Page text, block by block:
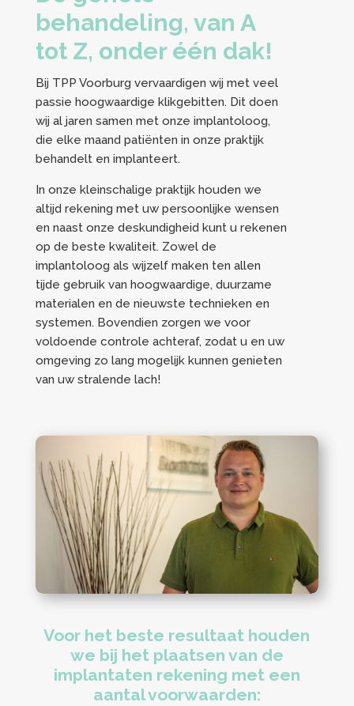
behandeling, van A
tot Z, onder één dak!
Bij TPP Voorburg vervaardigen wij met veel
passie hoogwaardige klikgebitten. Dit doen
wij al jaren samen met onze implantoloog,
die elke maand patiënten in onze praktijk
behandelt en implanteert.
In onze kleinschalige praktijk houden we
altijd rekening met uw persoonlijke wensen
en naast onze deskundigheid kunt u rekenen
op de beste kwaliteit. Zowel de
implantoloog als wijzelf maken ten allen
tijde gebruik van hoogwaardige, duurzame
materialen en de nieuwste technieken en
systemen. Bovendien zorgen we voor
voldoende controle achteraf, zodat u en uw
omgeving zo lang mogelijk kunnen genieten
van uw stralende lach!
Voor het beste resultaat houden
we bij het plaatsen van de
implantaten rekening met een
aantal voorwaarden: